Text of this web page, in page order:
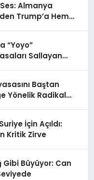
Almanya
Trump’a Hem
“Yoyo”
Sallayan
Baştan
Yönelik Radikal
İçin Açıldı:
Kritik Zirve
Gibi Büyüyor: Can